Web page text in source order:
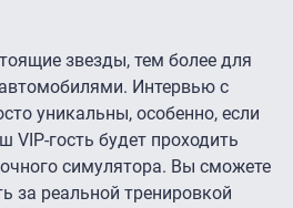
звезды, тем более для
Интервью с
уникальны, особенно, если
VIP-гость будет проходить
симулятора. Вы сможете
за реальной тренировкой